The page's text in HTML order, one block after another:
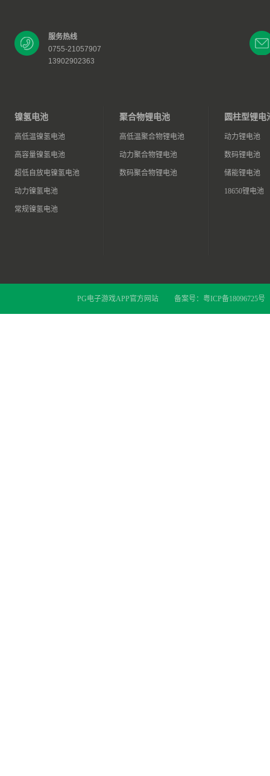
服务热线
0755-21057907
13902902363
镍氢电池
高低温镍氢电池
高容量镍氢电池
超低自放电镍氢电池
动力镍氢电池
常规镍氢电池
聚合物锂电池
高低温聚合物锂电池
动力聚合物锂电池
数码聚合物锂电池
圆柱型锂电
动力锂电池
数码锂电池
储能锂电池
18650锂电池
PG电子游戏APP官方网站 备案号： 粤ICP备18096725号